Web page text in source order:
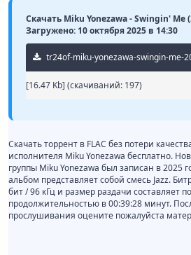
Скачать Miku Yonezawa - Swingin' Me
Загружено: 10 октября 2025 в 14:30
tr24of-miku-yonezawa-swingin-me-
[16.47 Kb] (cкачиваний: 197)
Скачать торрент в FLAC без потери
исполнителя Miku Yonezawa бесплатно.
группы Miku Yonezawa был записан в 2025
альбом представляет собой смесь Jazz.
бит / 96 кГц и размер раздачи составляет
продолжительностью в 00:39:28 минут.
прослушивания оцените пожалуйста